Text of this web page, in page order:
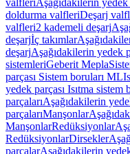
valfleriAşağıdakilerin
doldurma valfleriDeşarj
valfleri2 kademeli deşarj
deşarjİç takımlar
deşarjAşağıdakilerin yedek
sistemleriGeberit Mepla
parçası Sistem boruları ML
yedek parçası Isıtma sistem
parçalarıAşağıdakilerin
parçalarıManşonlar
ManşonlarRedüksiyonlar
RedüksiyonlarDirsekler
parçalarAşağıdakilerin